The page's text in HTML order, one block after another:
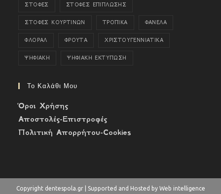
ΣΤΟΦΕΣ ΣΤΟΦΕΣ ΕΠΙΠΛΩΣΗΣ
ΣΤΟΦΕΣ ΚΟΥΡΤΙΝΩΝ ΤΡΟΠΙΚΑ ΦΑΝΕΛΑ
ΦΛΟΡΑΛ ΦΡΟΥΤΑ ΧΡΙΣΤΟΥΓΕΝΝΙΑΤΙΚΑ
ΨΗΦΙΑΚΗ ΨΗΦΙΑΚΗ ΕΚΤΥΠΩΣΗ
Το Καλάθι Μου
Όροι Χρήσης
Αποστολές-Επιστροφές
Πολιτική Απορρήτου-Cookies
Copyright dentespola.gr | Supported and Hosted by Web intelligence